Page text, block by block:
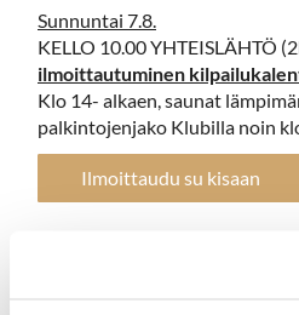
Sunnuntai 7.8.
KELLO 10.00 YHTEISLÄHTÖ
ilmoittautuminen
Klo 14- alkaen, saunat
palkintojenjako Klubilla noin
Ilmoittaudu su kisaan
Pakettihinta sisältäen kisat ja